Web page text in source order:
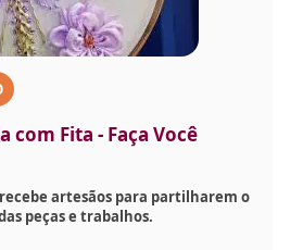
com Fita - Faça Você
artesãos para partilharem o
peças e trabalhos.